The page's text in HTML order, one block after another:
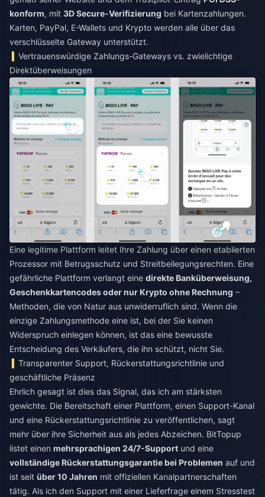
konform, mit 3D Secure-Verifizierung bei Kartenzahlungen.
Karten, PayPal, E-Wallets und Krypto werden alle über das
verschlüsselte Gateway unterstützt.
Vertrauenswürdige Zahlungs-Gateways vs. zwielichtige
Direktüberweisungen
Eine legitime Plattform leitet Ihre Zahlung über einen etablierten
Prozessor mit Betrugsschutz und Streitbeilegungsrechten. Eine
gefährliche Plattform verlangt eine direkte Banküberweisung,
Geschenkkartencodes oder nur Krypto ohne Rechnung –
Methoden, die von Natur aus unwiderruflich sind. Wenn die
einzige Zahlungsmethode eine ist, bei der Sie keinen
Widerspruch einlegen können, ist das eine bewusste
Entscheidung des Verkäufers, die ihn schützt, nicht Sie.
Transparenter Support, Rückerstattungsrichtlinie und
geschäftliche Präsenz
Ehrlich gesagt ist dies das Signal, das ich am stärksten
gewichte. Die Bereitschaft einer Plattform, einen Support-Kanal
und eine Rückerstattungsrichtlinie zu veröffentlichen, sagt
mehr über ihre Sicherheit aus als jedes Abzeichen. BitTopup
listet einen mehrsprachigen 24/7-Support und eine
vollständige Rückerstattungsgarantie bei Problemen auf und
ist seit über 10 Jahren mit offiziellen Kanalpartnerschaften
tätig. Als ich den Support mit einer Lieferfrage einem Stresstest